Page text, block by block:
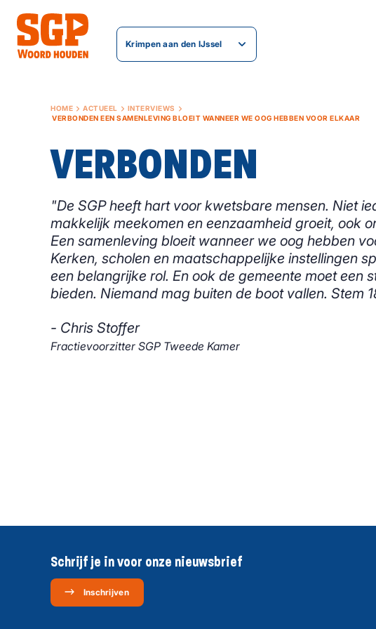
Krimpen aan den IJssel
HOME ACTUEEL
INTERVIEWS
VERBONDEN EEN SAMENLEVING BLOEIT WANNEER WE OOG HEBBEN VOOR ELKAAR
VERBONDEN
"De SGP heeft hart voor kwetsbare mensen. Niet
makkelijk meekomen en eenzaamheid groeit, ook
Een samenleving bloeit wanneer we oog hebben
Kerken, scholen en maatschappelijke instellingen
een belangrijke rol. En ook de gemeente moet een
bieden. Niemand mag buiten de boot vallen. Stem
- Chris Stoffer
Fractievoorzitter SGP Tweede Kamer
Schrijf je in voor onze nieuwsbrief
Inschrijven